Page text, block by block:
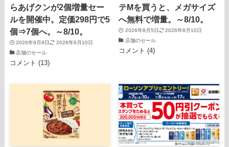
らあげクンが2個増量セー
ルを開催中。定価298円で5
個⇒7個へ。～8/10。
2026年8月9日
2026年8月10日
店舗のセール
コメント (13)
テMを買うと、メガサイズ
へ無料で増量。～8/10。
2026年8月5日
2026年8月10日
店舗のセール
コメント (4)